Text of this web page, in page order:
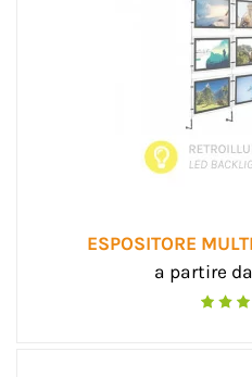
ESPOSITORE
a partire